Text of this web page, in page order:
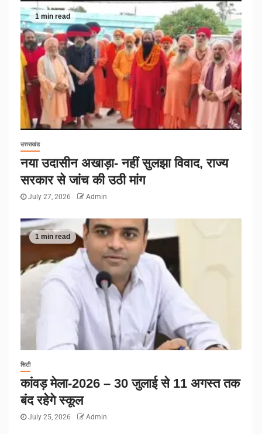
1 min read
उत्तराखंड
नया उदासीन अखाड़ा- नहीं सुलझा विवाद, राज्य
सरकार से जांच की उठी मांग
July 27, 2026 Admin
1 min read
सिटी
कांवड़ मेला-2026 – 30 जुलाई से 11 अगस्त तक
बंद रहेगे स्कूल
July 25, 2026 Admin